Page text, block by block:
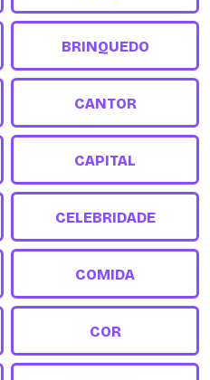
BRINQUEDO
CANTOR
CAPITAL
CELEBRIDADE
COMIDA
COR